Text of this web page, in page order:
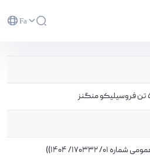
Fa
01/ 170332/ 1404))